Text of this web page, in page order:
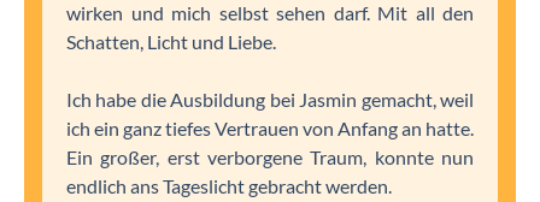
wirken und mich selbst sehen darf. Mit all den
Schatten, Licht und Liebe.
Ich habe die Ausbildung bei Jasmin gemacht, weil
ich ein ganz tiefes Vertrauen von Anfang an hatte.
Ein großer, erst verborgene Traum, konnte nun
endlich ans Tageslicht gebracht werden.